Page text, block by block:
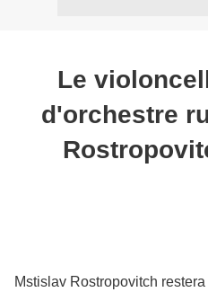
Le
d'orchestre
Mstislav Rostropovitch